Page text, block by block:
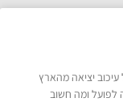
עיכוב יציאה מהארץ
לפועל ומה חשוב